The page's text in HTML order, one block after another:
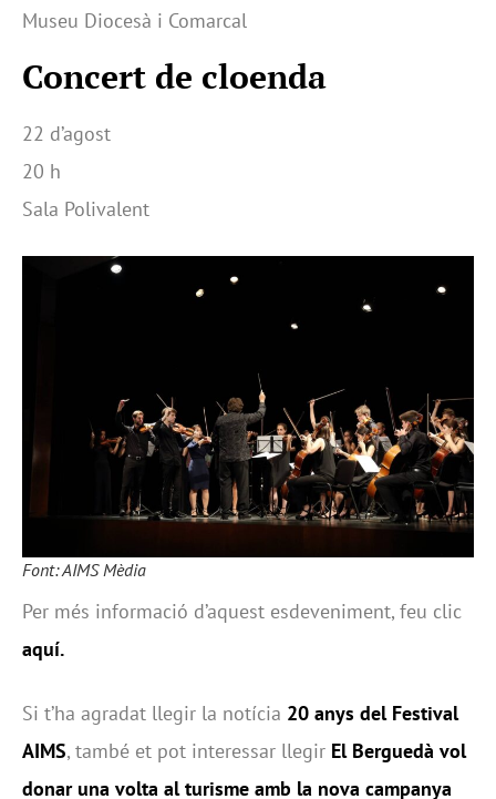
Museu Diocesà i Comarcal
Concert de cloenda
22 d’agost
20 h
Sala Polivalent
Font: AIMS Mèdia
Per més informació d’aquest esdeveniment, feu clic
aquí.
Si t’ha agradat llegir la notícia 20 anys del Festival
AIMS, també et pot interessar llegir El Berguedà vol
donar una volta al turisme amb la nova campanya